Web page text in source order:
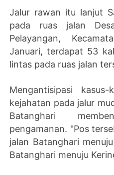
Jalur rawan itu lanjut
pada ruas jalan
Pelayangan,
Januari, terdapat 53
lintas pada ruas jalan
Mengantisipasi
kejahatan pada jalur
Batanghari
pengamanan. "Pos
jalan Batanghari
Batanghari menuju